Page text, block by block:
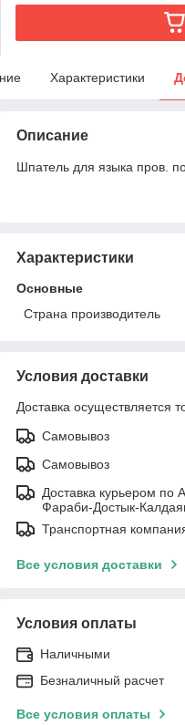
Характеристики
Описание
Шпатель для языка пров.
Характеристики
Основные
Страна производитель
Условия доставки
Доставка осуществляется
Самовывоз
Самовывоз
Доставка курьером по
Фараби-Достык-
Транспортная
Все условия доставки
Условия оплаты
Наличными
Безналичный расчет
Все условия оплаты